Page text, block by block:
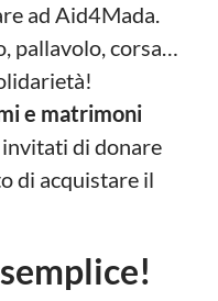
ad Aid4Mada.
pallavolo, corsa…
e matrimoni
di donare
di acquistare il